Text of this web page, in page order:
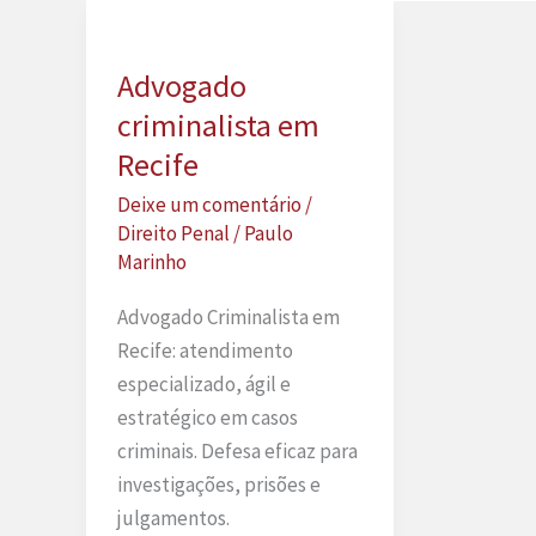
Advogado
criminalista em
Recife
Deixe um comentário /
Direito Penal /Paulo
Marinho
Advogado Criminalista em
Recife: atendimento
especializado, ágil e
estratégico em casos
criminais. Defesa eficaz para
investigações, prisões e
julgamentos.